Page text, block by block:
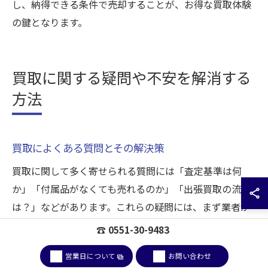
し、納得できる条件で売却することが、お得な買取体験
の鍵となります。
買取に関する疑問や不安を解消する
方法
買取によくある質問とその解決策
買取に関して多く寄せられる質問には「査定基準は何
か」「付属品がなくても売れるのか」「出張買取の流れ
は？」などがあります。これらの疑問には、まず業者が
提示する査定ポイントをしっかり確認し、公式なガイド
ラインを参考にすることが重要です。例えば、ブランド
品や貴金属は状態や付属品の有無が影響しますが、地元
☎ 0551-30-9483
営業日について お問い合わせ